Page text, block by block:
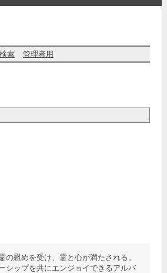
索 管理者用
慰めを受け、霊と心が満たされる。
シップを共にエンジョイできるアルバ